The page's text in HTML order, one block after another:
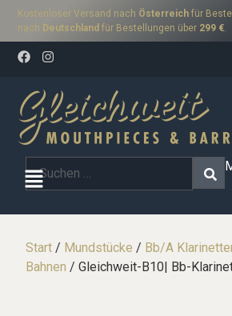
Kostenloser Versand nach Österreich für
nach Deutschland für Bestellungen über 299 €.
Start / Mundstücke / Bb/A
Bahnen / Gleichweit-B10| Bb-